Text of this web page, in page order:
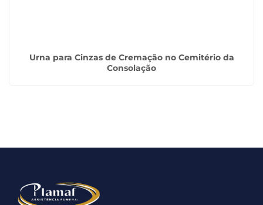
Urna para Cinzas de Cremação no Cemitério da
Consolação